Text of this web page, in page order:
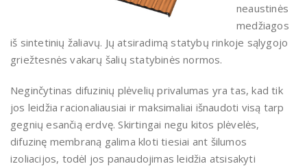
neaustinės
medžiagos
iš sintetinių žaliavų. Jų atsiradimą statybų rinkoje sąlygojo
griežtesnės vakarų šalių statybinės normos.
Neginčytinas difuzinių plėvelių privalumas yra tas, kad tik
jos leidžia racionaliausiai ir maksimaliai išnaudoti visą tarp
gegnių esančią erdvę. Skirtingai negu kitos plėvelės,
difuzinę membraną galima kloti tiesiai ant šilumos
izoliacijos, todėl jos panaudojimas leidžia atsisakyti